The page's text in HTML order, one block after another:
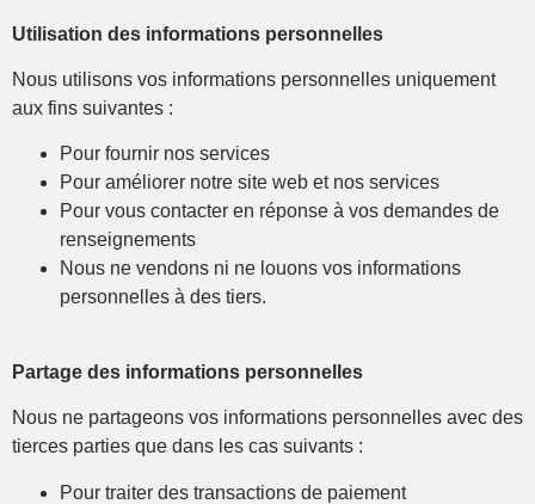
Utilisation des informations personnelles
Nous utilisons vos informations personnelles uniquement
aux fins suivantes :
Pour fournir nos services
Pour améliorer notre site web et nos services
Pour vous contacter en réponse à vos demandes de
renseignements
Nous ne vendons ni ne louons vos informations
personnelles à des tiers.
Partage des informations personnelles
Nous ne partageons vos informations personnelles avec des
tierces parties que dans les cas suivants :
Pour traiter des transactions de paiement